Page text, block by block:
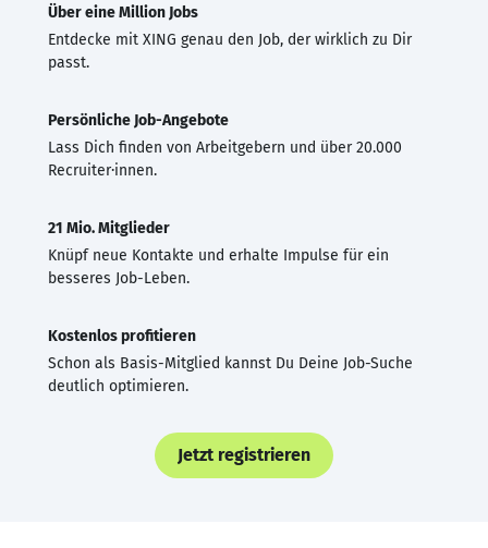
Über eine Million Jobs
Entdecke mit XING genau den Job, der wirklich zu Dir
passt.
Persönliche Job-Angebote
Lass Dich finden von Arbeitgebern und über 20.000
Recruiter·innen.
21 Mio. Mitglieder
Knüpf neue Kontakte und erhalte Impulse für ein
besseres Job-Leben.
Kostenlos profitieren
Schon als Basis-Mitglied kannst Du Deine Job-Suche
deutlich optimieren.
Jetzt registrieren